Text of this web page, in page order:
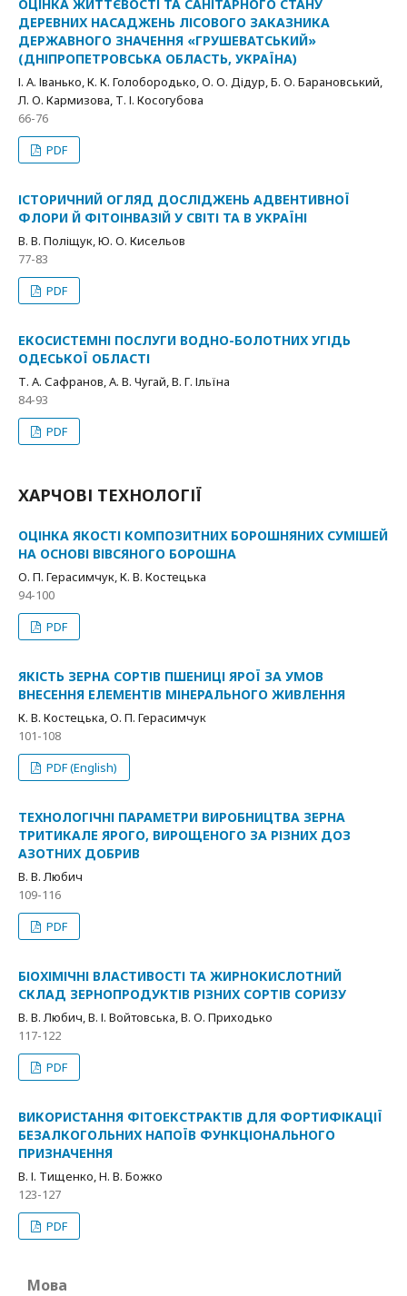
ОЦІНКА ЖИТТЄВОСТІ ТА САНІТАРНОГО СТАНУ
ДЕРЕВНИХ НАСАДЖЕНЬ ЛІСОВОГО ЗАКАЗНИКА
ДЕРЖАВНОГО ЗНАЧЕННЯ «ГРУШЕВАТСЬКИЙ»
(ДНІПРОПЕТРОВСЬКА ОБЛАСТЬ, УКРАЇНА)
І. А. Іванько, К. К. Голобородько, О. О. Дідур, Б. О. Барановський,
Л. О. Кармизова, Т. І. Косогубова
66-76
PDF
ІСТОРИЧНИЙ ОГЛЯД ДОСЛІДЖЕНЬ АДВЕНТИВНОЇ
ФЛОРИ Й ФІТОІНВАЗІЙ У СВІТІ ТА В УКРАЇНІ
В. В. Поліщук, Ю. О. Кисельов
77-83
PDF
ЕКОСИСТЕМНІ ПОСЛУГИ ВОДНО-БОЛОТНИХ УГІДЬ
ОДЕСЬКОЇ ОБЛАСТІ
Т. А. Сафранов, А. В. Чугай, В. Г. Ільїна
84-93
PDF
ХАРЧОВІ ТЕХНОЛОГІЇ
ОЦІНКА ЯКОСТІ КОМПОЗИТНИХ БОРОШНЯНИХ СУМІШЕЙ
НА ОСНОВІ ВІВСЯНОГО БОРОШНА
О. П. Герасимчук, К. В. Костецька
94-100
PDF
ЯКІСТЬ ЗЕРНА СОРТІВ ПШЕНИЦІ ЯРОЇ ЗА УМОВ
ВНЕСЕННЯ ЕЛЕМЕНТІВ МІНЕРАЛЬНОГО ЖИВЛЕННЯ
К. В. Костецька, О. П. Герасимчук
101-108
PDF (English)
ТЕХНОЛОГІЧНІ ПАРАМЕТРИ ВИРОБНИЦТВА ЗЕРНА
ТРИТИКАЛЕ ЯРОГО, ВИРОЩЕНОГО ЗА РІЗНИХ ДОЗ
АЗОТНИХ ДОБРИВ
В. В. Любич
109-116
PDF
БІОХІМІЧНІ ВЛАСТИВОСТІ ТА ЖИРНОКИСЛОТНИЙ
СКЛАД ЗЕРНОПРОДУКТІВ РІЗНИХ СОРТІВ СОРИЗУ
В. В. Любич, В. І. Войтовська, В. О. Приходько
117-122
PDF
ВИКОРИСТАННЯ ФІТОЕКСТРАКТІВ ДЛЯ ФОРТИФІКАЦІЇ
БЕЗАЛКОГОЛЬНИХ НАПОЇВ ФУНКЦІОНАЛЬНОГО
ПРИЗНАЧЕННЯ
В. І. Тищенко, Н. В. Божко
123-127
PDF
Мова